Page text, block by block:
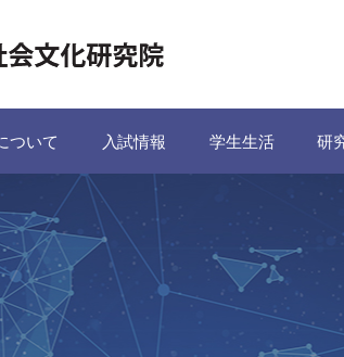
ついて 入試情報 学生生活 研